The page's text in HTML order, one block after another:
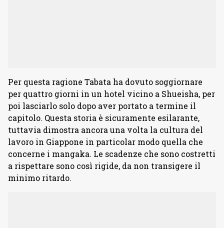
Per questa ragione Tabata ha dovuto soggiornare
per quattro giorni in un hotel vicino a Shueisha, per
poi lasciarlo solo dopo aver portato a termine il
capitolo. Questa storia è sicuramente esilarante,
tuttavia dimostra ancora una volta la cultura del
lavoro in Giappone in particolar modo quella che
concerne i mangaka. Le scadenze che sono costretti
a rispettare sono così rigide, da non transigere il
minimo ritardo.